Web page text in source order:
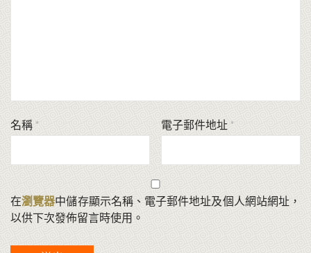
名稱 * 電子郵件地址 *
在瀏覽器中儲存顯示名稱、電子郵件地址及個人網站網址，
以供下次發佈留言時使用。